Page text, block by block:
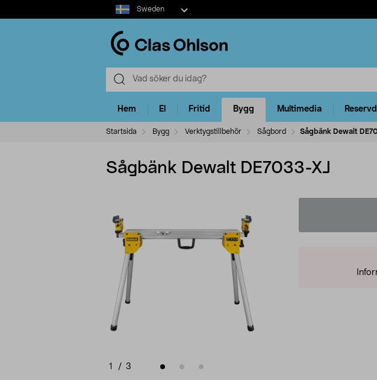
Select
market
Sweden
Hem El Fritid Bygg Multimedia
Startsida Bygg Verktygstillbehör Sågbord Sågbänk Dewalt
Sågbänk Dewalt DE7033-XJ
1 / 3